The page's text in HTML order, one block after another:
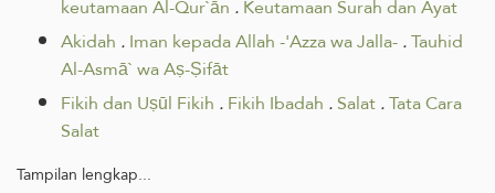
keutamaan Al-Qur`ān .Keutamaan Surah dan Ayat
Akidah .Iman kepada Allah -'Azza wa Jalla-.Tauhid
Al-Asmā` wa Aṣ-Ṣifāt
Fikih dan Uṣūl Fikih .Fikih Ibadah .Salat.Tata Cara
Salat
Tampilan lengkap...